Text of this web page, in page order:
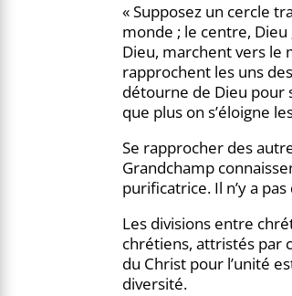
« Supposez un cercle
monde ; le centre,
Dieu, marchent vers le
rapprochent les uns
détourne de Dieu pour
que plus on s’éloigne
Se rapprocher des
Grandchamp
purificatrice. Il n’y a
Les divisions entre
chrétiens, attristés par
du Christ pour l’unité
diversité.